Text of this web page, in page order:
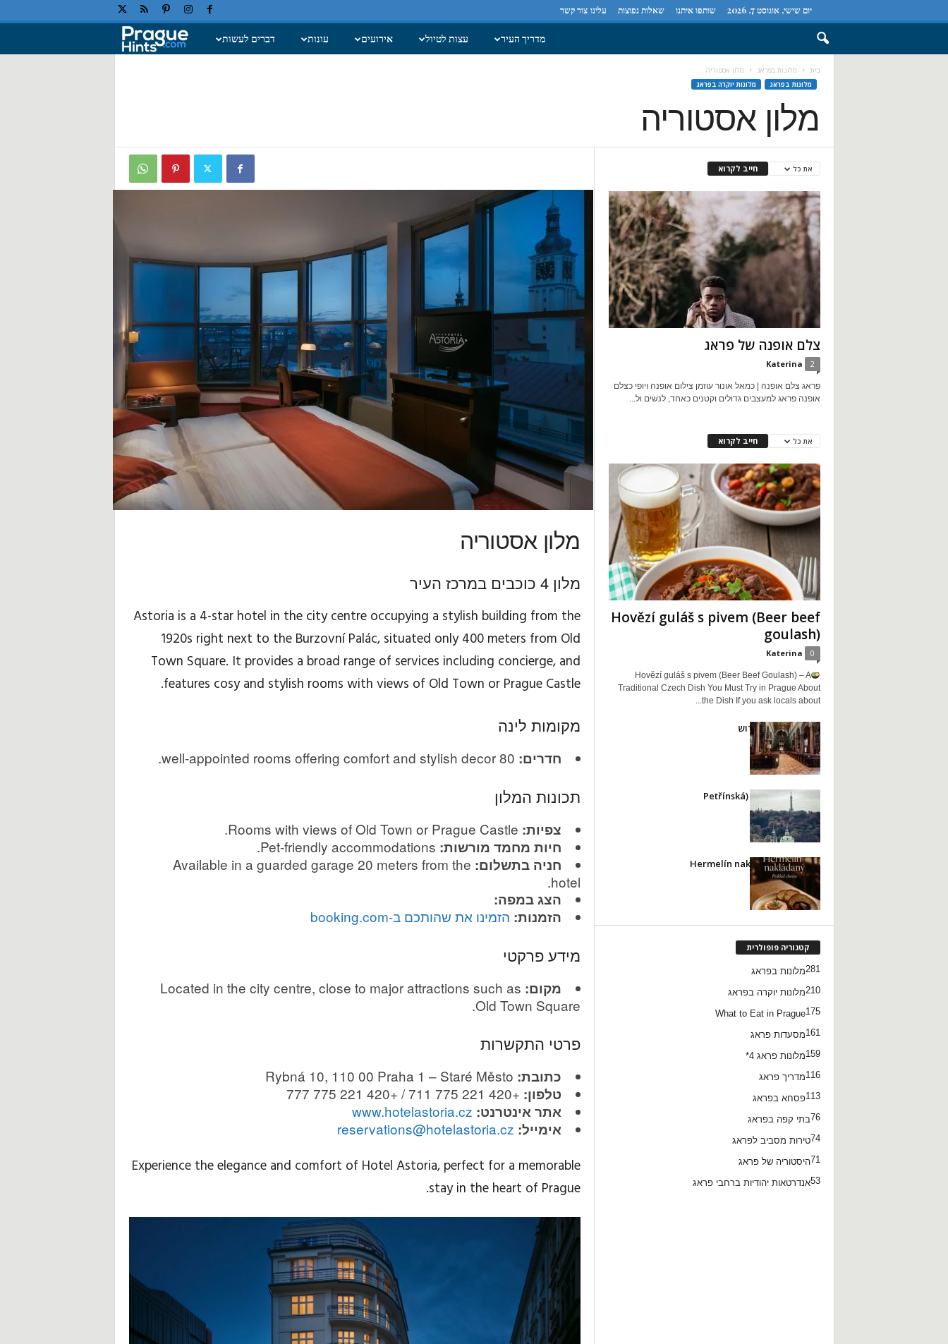
יום שישי, אוגוסט 7, 2026 שותפו איתנו שאלות נפוצות עלינו צור קשר
ב
צ
ו
ת
ו
דברים לעשות עונות אירועים עצות לטיול מדריך העיר
בית מלונות בפראג מלון אסטוריה
מלונות בפראג מלונות יוקרה בפראג
מלון אסטוריה
מלון אסטוריה
מלון 4 כוכבים במרכז העיר
Astoria is a 4-star hotel in the city centre occupying a stylish building from the
1920s right next to the Burzovní Palác, situated only 400 meters from Old
Town Square. It provides a broad range of services including concierge, and
features cosy and stylish rooms with views of Old Town or Prague Castle.
מקומות לינה
חדרים:
תכונות המלון
צפיות:
חיות מחמד מורשות:
חניה בתשלום: Available in a guarded garage 20 meters from the
hotel.
הצג במפה:
הזמנות: הזמינו את שהותכם ב-booking.com
מידע פרקטי
מקום: Located in the city centre, close to major attractions such as
Old Town Square.
פרטי התקשרות
כתובת:
טלפון: +420 221 775 711 / +420 221 775 777
אתר אינטרנט: www.hotelastoria.cz
אימייל: reservations@hotelastoria.cz
Experience the elegance and comfort of Hotel Astoria, perfect for a memorable
stay in the heart of Prague.
חייב לקרוא את כל
צלם אופנה של פראג
Katerina 2
פראג צלם אופנה | כמאל אונור עוזמן צילום אופנה ויופי כצלם
אופנה פראג למעצבים גדולים וקטנים כאחד, לנשים ול...
חייב לקרוא את כל
Hovězí guláš s pivem (Beer beef
goulash)
Katerina 0
Hovězí guláš s pivem (Beer Beef Goulash) – A
Traditional Czech Dish You Must Try in Prague About
the Dish If you ask locals about...
כנסיית ואצלב הקדוש
מגדל פארק פטרין (Petřínská
rozhledna)
Hermelín nakládaný (Pickled
cheese)
קטגוריה פופולרית
מלונות בפראג281
מלונות יוקרה בפראג210
What to Eat in Prague175
מסעדות פראג161
מלונות פראג 4*159
מדריך פראג116
פסחא בפראג113
בתי קפה בפראג76
טירות מסביב לפראג74
היסטוריה של פראג71
אנדרטאות יהודיות ברחבי פראג53